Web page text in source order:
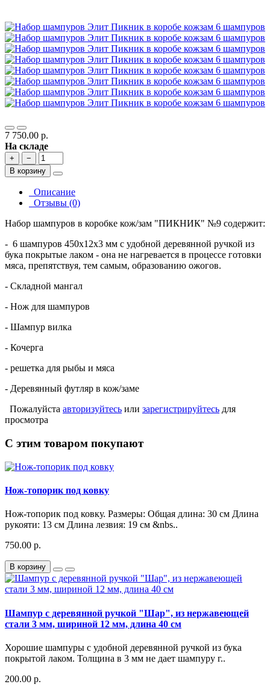
7 750.00 р.
На складе
+
−
В корзину
Описание
Отзывы (0)
Набор шампуров в коробке кож/зам "ПИКНИК" №9 содержит:
- 6 шампуров 450х12х3 мм с удобной деревянной ручкой из
бука покрытые лаком - она не нагревается в процессе готовки
мяса, препятствуя, тем самым, образованию ожогов.
- Складной мангал
- Нож для шампуров
- Шампур вилка
- Кочерга
- решетка для рыбы и мяса
- Деревянный футляр в кож/заме
Пожалуйста авторизуйтесь или зарегистрируйтесь для
просмотра
С этим товаром покупают
Нож-топорик под ковку
Нож-топорик под ковку. Размеры: Общая длина: 30 см Длина
рукояти: 13 см Длина лезвия: 19 см &nbs..
750.00 р.
В корзину
Шампур с деревянной ручкой "Шар", из нержавеющей
стали 3 мм, шириной 12 мм, длина 40 см
Хорошие шампуры с удобной деревянной ручкой из бука
покрытой лаком. Толщина в 3 мм не дает шампуру г..
200.00 р.